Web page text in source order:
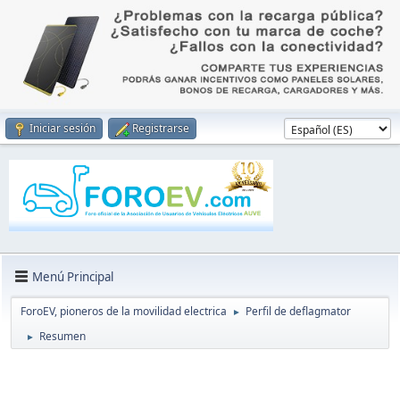
Iniciar sesión Registrarse
Menú Principal
ForoEV, pioneros de la movilidad electrica ► Perfil de deflagmator
► Resumen